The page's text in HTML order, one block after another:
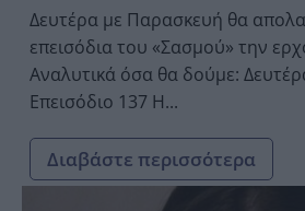
Δευτέρα με Παρασκευή θα
επεισόδια του «Σασμού» την
Αναλυτικά όσα θα δούμε: Δευτέρα 22 Μαΐου –
Επεισόδιο 137 Η...
Διαβάστε περισσότερα